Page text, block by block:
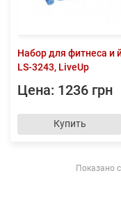
Набор для фитнеса и
LS-3243, LiveUp
Цена: 1236 грн
Купить
Показано